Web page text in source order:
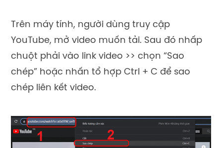
Trên máy tính, người dùng truy cập
YouTube, mở video muốn tải. Sau đó nhấp
chuột phải vào link video >> chọn “Sao
chép” hoặc nhấn tổ hợp Ctrl + C để sao
chép liên kết video.